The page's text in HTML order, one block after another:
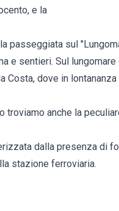
e la
passeggiata sul
e sentieri. Sul
Costa, dove in
troviamo anche la
dalla presenza di
stazione ferroviaria.